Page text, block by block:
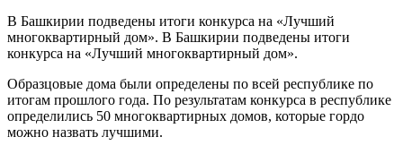
В Башкирии подведены итоги конкурса на «Лучший
многоквартирный дом». В Башкирии подведены итоги
конкурса на «Лучший многоквартирный дом».
Образцовые дома были определены по всей республике по
итогам прошлого года. По результатам конкурса в республике
определились 50 многоквартирных домов, которые гордо
можно назвать лучшими.